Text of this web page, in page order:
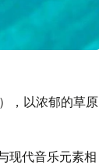
，以浓郁的草原
现代音乐元素相